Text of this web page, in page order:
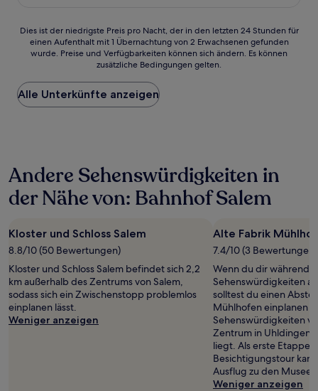
Dies
der
Preis
pro
Nacht,
24 Stunden
für
einen
1 Übernachtung
von
gefunden
wurde.
Preise
und
Verfügbarkeiten
Dies ist der niedrigste Preis pro Nacht, der in den letzten 24 Stunden für
einen Aufenthalt mit 1 Übernachtung von 2 Erwachsenen gefunden
wurde. Preise und Verfügbarkeiten können sich ändern. Es können
zusätzliche Bedingungen gelten.
Alle Unterkünfte anzeigen
Andere Sehenswürdigkeiten in
der Nähe von: Bahnhof Salem
Kloster und Schloss Salem
8.8/10 (50 Bewertungen)
Kloster und Schloss Salem befindet sich 2,2
km außerhalb des Zentrums von Salem,
sodass sich ein Zwischenstopp problemlos
einplanen lässt.
Weniger anzeigen
Alte Fabrik
7.4/10 (3 Bewertungen)
Wenn du dir während
Sehenswürdigkeiten
solltest du einen
Mühlhofen einplanen
Sehenswürdigkeiten
Zentrum in
liegt. Als erste Etappe
Besichtigungstour
Ausflug zu den
Weniger anzeigen